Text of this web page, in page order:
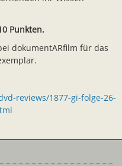
Punkten.
dokumentARfilm für das
reviews/1877-gi-folge-26-